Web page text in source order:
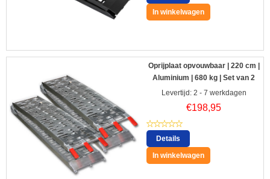
In winkelwagen
Oprijplaat opvouwbaar | 220 cm |
Aluminium | 680 kg | Set van 2
Levertijd: 2 - 7 werkdagen
€198,95
Details
In winkelwagen